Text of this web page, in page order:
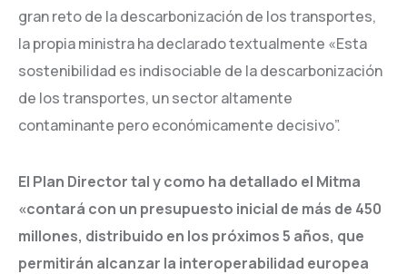
gran reto de la descarbonización de los transportes,
la propia ministra ha declarado textualmente «Esta
sostenibilidad es indisociable de la descarbonización
de los transportes, un sector altamente
contaminante pero económicamente decisivo”.
El Plan Director tal y como ha detallado el Mitma
«contará con un presupuesto inicial de más de 450
millones, distribuido en los próximos 5 años, que
permitirán alcanzar la interoperabilidad europea